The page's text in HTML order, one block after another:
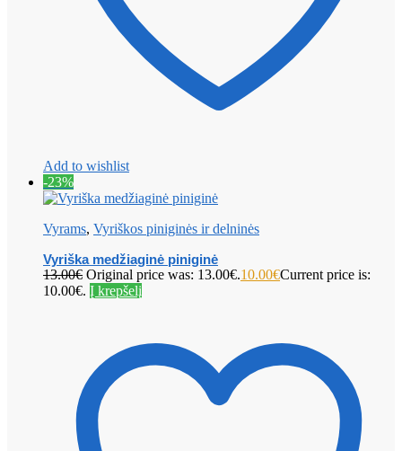
Add to wishlist
-23%
Vyrams, Vyriškos piniginės ir delninės
Vyriška medžiaginė piniginė
13.00€ Original price was: 13.00€.10.00€Current price is:
10.00€. Į krepšelį